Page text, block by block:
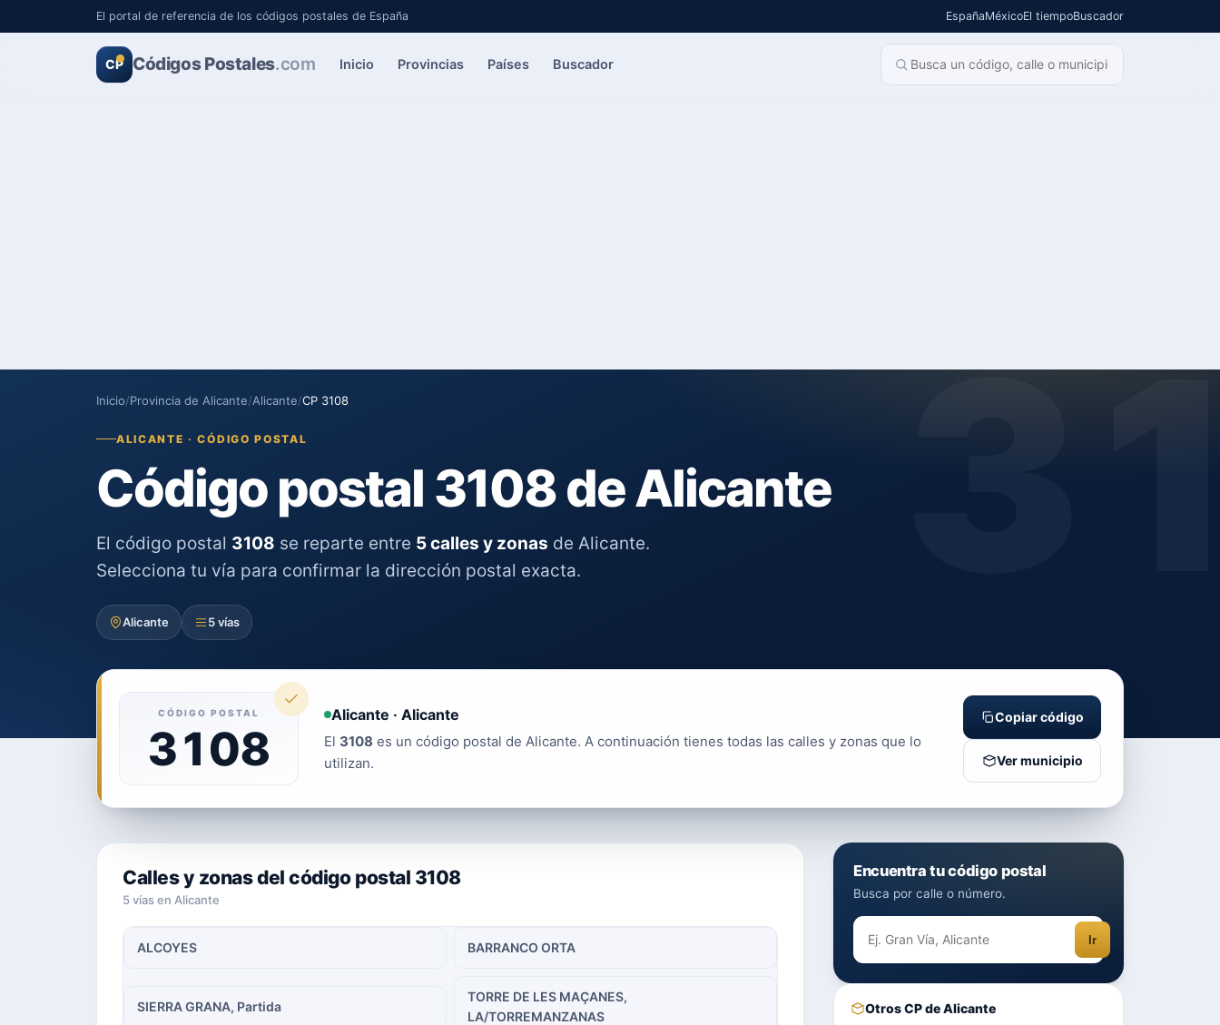
El portal de referencia de los códigos postales de España EspañaMéxicoEl tiempoBuscador
CP Códigos Postales.com Inicio Provincias Países Buscador
Inicio/Provincia de Alicante/Alicante/CP 3108
ALICANTE · CÓDIGO POSTAL
Código postal 3108 de Alicante
El código postal 3108 se reparte entre 5 calles y zonas de Alicante.
Selecciona tu vía para confirmar la dirección postal exacta.
Alicante 5 vías
CÓDIGO POSTAL
3108
Alicante · Alicante
El 3108 es un código postal de Alicante. A continuación tienes todas las calles y zonas que lo
utilizan.
Copiar código
Ver municipio
Calles y zonas del código postal 3108
5 vías en Alicante
ALCOYES BARRANCO ORTA
SIERRA GRANA, Partida
TORRE DE LES MAÇANES,
LA/TORREMANZANAS
Encuentra tu código postal
Busca por calle o número.
Ir
Otros CP de Alicante